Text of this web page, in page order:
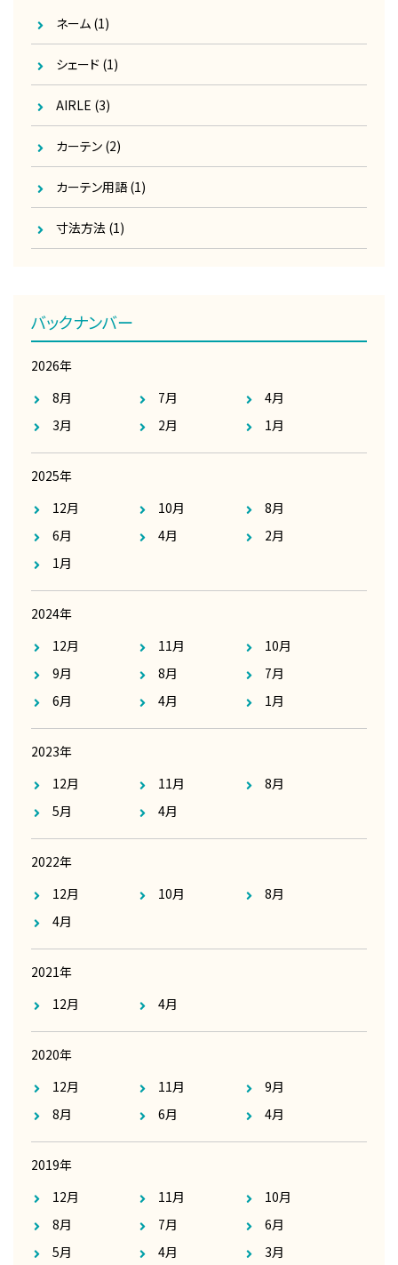
寸法方法 (1)
カーテン用語(1)
カーテン (2)
AIRLE (3)
シェード (1)
ネーム (1)
バックナンバー
2026年
8月
7月
4月
3月
2月 1月
2025年
12月
10月
8月
6月
4月
2月
1月
2024年
12月
11月
10月
9月
8月
7月
6月
4月 1月
2023年
12月
11月
8月
5月
4月
2022年
12月
10月
8月
4月
2021年
12月
4月
2020年
12月
11月
9月
8月
6月 4月
2019年
12月
11月
10月
8月
7月
6月
5月
4月
3月